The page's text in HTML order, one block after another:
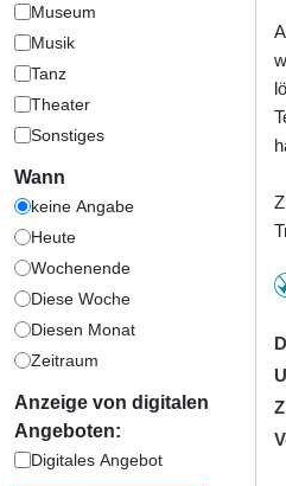
Museum
Musik
Tanz
Theater
Sonstiges
Wann
keine Angabe
Heute
Wochenende
Diese Woche
Diesen Monat
Zeitraum
Anzeige von digitalen
Angeboten:
Digitales Angebot